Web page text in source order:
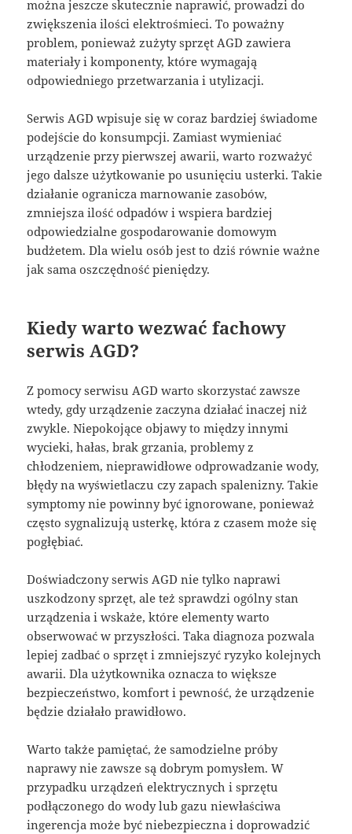
można jeszcze skutecznie naprawić, prowadzi do
zwiększenia ilości elektrośmieci. To poważny
problem, ponieważ zużyty sprzęt AGD zawiera
materiały i komponenty, które wymagają
odpowiedniego przetwarzania i utylizacji.
Serwis AGD wpisuje się w coraz bardziej świadome
podejście do konsumpcji. Zamiast wymieniać
urządzenie przy pierwszej awarii, warto rozważyć
jego dalsze użytkowanie po usunięciu usterki. Takie
działanie ogranicza marnowanie zasobów,
zmniejsza ilość odpadów i wspiera bardziej
odpowiedzialne gospodarowanie domowym
budżetem. Dla wielu osób jest to dziś równie ważne
jak sama oszczędność pieniędzy.
Kiedy warto wezwać fachowy
serwis AGD?
Z pomocy serwisu AGD warto skorzystać zawsze
wtedy, gdy urządzenie zaczyna działać inaczej niż
zwykle. Niepokojące objawy to między innymi
wycieki, hałas, brak grzania, problemy z
chłodzeniem, nieprawidłowe odprowadzanie wody,
błędy na wyświetlaczu czy zapach spalenizny. Takie
symptomy nie powinny być ignorowane, ponieważ
często sygnalizują usterkę, która z czasem może się
pogłębiać.
Doświadczony serwis AGD nie tylko naprawi
uszkodzony sprzęt, ale też sprawdzi ogólny stan
urządzenia i wskaże, które elementy warto
obserwować w przyszłości. Taka diagnoza pozwala
lepiej zadbać o sprzęt i zmniejszyć ryzyko kolejnych
awarii. Dla użytkownika oznacza to większe
bezpieczeństwo, komfort i pewność, że urządzenie
będzie działało prawidłowo.
Warto także pamiętać, że samodzielne próby
naprawy nie zawsze są dobrym pomysłem. W
przypadku urządzeń elektrycznych i sprzętu
podłączonego do wody lub gazu niewłaściwa
ingerencja może być niebezpieczna i doprowadzić